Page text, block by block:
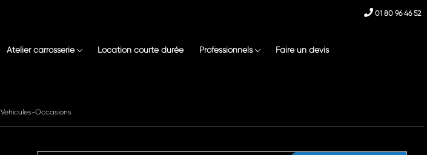
01 80 96 46 52
Atelier carrosserie Location courte durée Professionnels Faire un devis
Vehicules-Occasions